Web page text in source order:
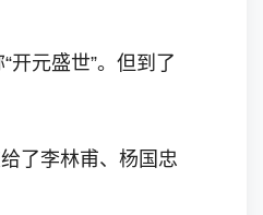
元盛世”。但到了
了李林甫、杨国忠